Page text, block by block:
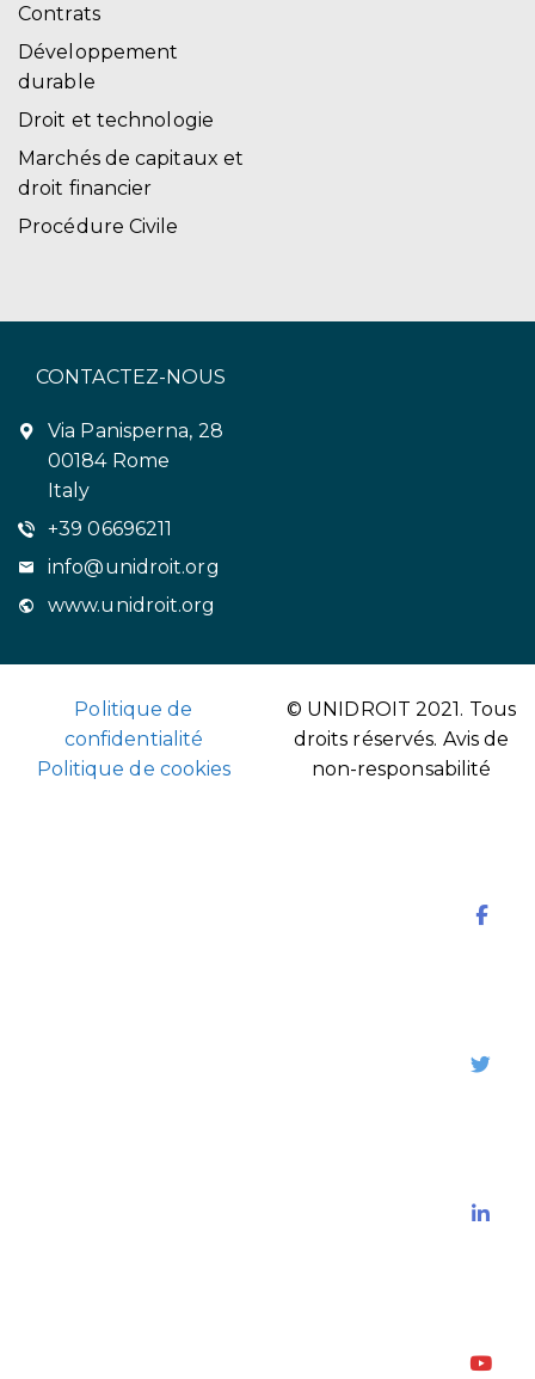
Contrats
Développement
durable
Droit et technologie
Marchés de capitaux et
droit financier
Procédure Civile
CONTACTEZ-NOUS
Via Panisperna, 28
00184 Rome
Italy
+39 06696211
info@unidroit.org
www.unidroit.org
Politique de
confidentialité
Politique de cookies
© UNIDROIT 2021. Tous
droits réservés. Avis de
non-responsabilité